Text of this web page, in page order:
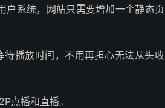
户系统，网站只需要增加一个静态页
播放时间，不用再担心无法从头收
点播和直播。